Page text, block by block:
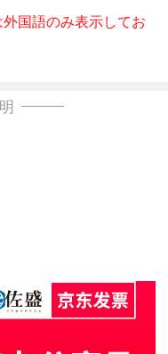
国語のみ表示してお